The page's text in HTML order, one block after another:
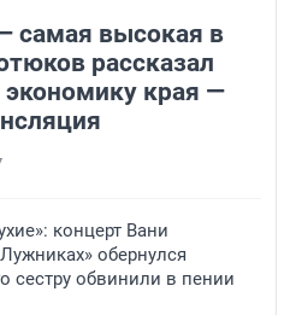
самая высокая в
рассказал
экономику края —
концерт Вани
обернулся
сестру обвинили в пении